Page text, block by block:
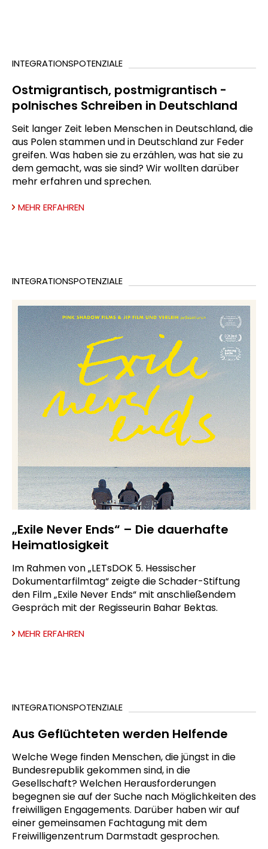
INTEGRATIONSPOTENZIALE
Ostmigrantisch, postmigrantisch -
polnisches Schreiben in Deutschland
Seit langer Zeit leben Menschen in Deutschland, die
aus Polen stammen und in Deutschland zur Feder
greifen. Was haben sie zu erzählen, was hat sie zu
dem gemacht, was sie sind? Wir wollten darüber
mehr erfahren und sprechen.
MEHR ERFAHREN
INTEGRATIONSPOTENZIALE
„Exile Never Ends“ – Die dauerhafte
Heimatlosigkeit
Im Rahmen von „LETsDOK 5. Hessischer
Dokumentarfilmtag“ zeigte die Schader-Stiftung
den Film „Exile Never Ends“ mit anschließendem
Gespräch mit der Regisseurin Bahar Bektas.
MEHR ERFAHREN
INTEGRATIONSPOTENZIALE
Aus Geflüchteten werden Helfende
Welche Wege finden Menschen, die jüngst in die
Bundesrepublik gekommen sind, in die
Gesellschaft? Welchen Herausforderungen
begegnen sie auf der Suche nach Möglichkeiten des
freiwilligen Engagements. Darüber haben wir auf
einer gemeinsamen Fachtagung mit dem
Freiwilligenzentrum Darmstadt gesprochen.